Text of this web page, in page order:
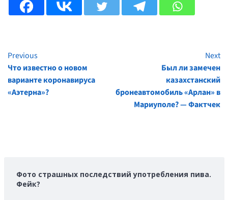
Continue
Reading
Previous
Что известно о новом
варианте коронавируса
«Аэтерна»?
Next
Был ли замечен
казахстанский
бронеавтомобиль «Арлан» в
Мариуполе? — Фактчек
Фото страшных последствий употребления пива.
Фейк?